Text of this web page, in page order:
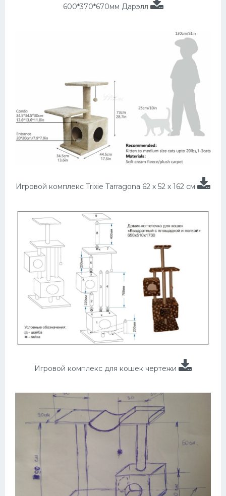
600*370*670мм Дарэлл
Игровой комплекс Trixie Tarragona 62 х 52 х 162 см
Игровой комплекс для кошек чертежи